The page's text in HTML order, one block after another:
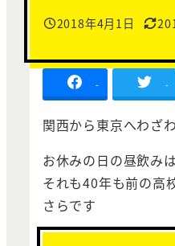
投稿日
2018年4月1日
更新
- -
関西から東京へわざ
お休みの日の昼飲み
それも40年も前の高
さらです